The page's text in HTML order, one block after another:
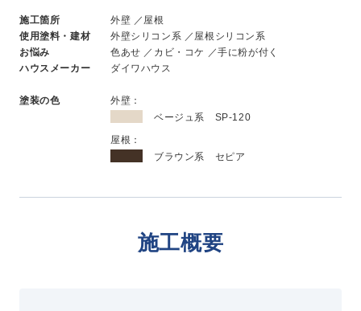
福利厚生・社内イベント
新卒採用
中途採用
お問い合わせ
施工箇所
外壁 ／屋根
使用塗料・建材
外壁シリコン系 ／屋根シリコン系
お悩み
色あせ ／カビ・コケ ／手に粉が付く
ハウスメーカー
ダイワハウス
塗装の色
外壁：
ベージュ系 SP-120
屋根：
ブラウン系 セピア
施工概要